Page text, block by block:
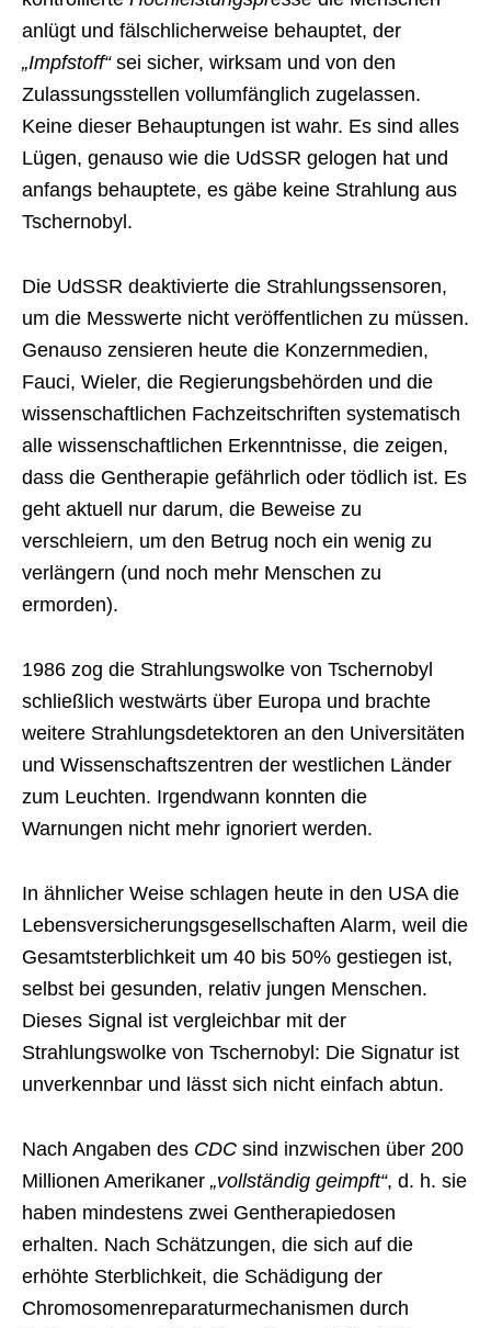
anlügt und fälschlicherweise behauptet, der
„Impfstoff“sei sicher, wirksam und von den
Zulassungsstellen vollumfänglich zugelassen.
Keine dieser Behauptungen ist wahr. Es sind alles
Lügen, genauso wie die UdSSR gelogen hat und
anfangs behauptete, es gäbe keine Strahlung aus
Tschernobyl.
Die UdSSR deaktivierte die Strahlungssensoren,
um die Messwerte nicht veröffentlichen zu müssen.
Genauso zensieren heute die Konzernmedien,
Fauci, Wieler, die Regierungsbehörden und die
wissenschaftlichen Fachzeitschriften systematisch
alle wissenschaftlichen Erkenntnisse, die zeigen,
dass die Gentherapie gefährlich oder tödlich ist. Es
geht aktuell nur darum, die Beweise zu
verschleiern, um den Betrug noch ein wenig zu
verlängern (und noch mehr Menschen zu
ermorden).
1986 zog die Strahlungswolke von Tschernobyl
schließlich westwärts über Europa und brachte
weitere Strahlungsdetektoren an den Universitäten
und Wissenschaftszentren der westlichen Länder
zum Leuchten. Irgendwann konnten die
Warnungen nicht mehr ignoriert werden.
In ähnlicher Weise schlagen heute in den USA die
Lebensversicherungsgesellschaften Alarm, weil die
Gesamtsterblichkeit um 40 bis 50% gestiegen ist,
selbst bei gesunden, relativ jungen Menschen.
Dieses Signal ist vergleichbar mit der
Strahlungswolke von Tschernobyl: Die Signatur ist
unverkennbar und lässt sich nicht einfach abtun.
Nach Angaben des CDC sind inzwischen über 200
Millionen Amerikaner „vollständig geimpft“, d. h. sie
haben mindestens zwei Gentherapiedosen
erhalten. Nach Schätzungen, die sich auf die
erhöhte Sterblichkeit, die Schädigung der
Chromosomenreparaturmechanismen durch